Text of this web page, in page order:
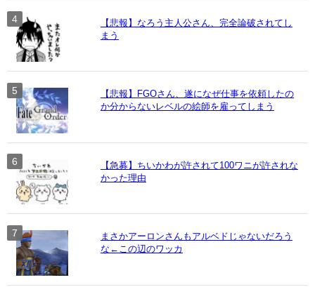
【悲報】なろう主人公さん、完全論破されてし
まう
【悲報】FGOさん、遂になぜ仕事を依頼したの
か分からないレベルの絵師を雇ってしまう
【急募】ちいかわが許されて100ワニが許されな
かった理由
まさかアーロンさんもアルベドじゃないだろう
な←この辺のワッカ